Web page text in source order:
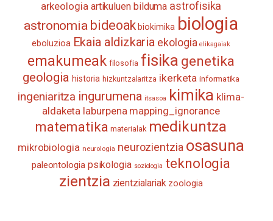
arkeologia artikuluen bilduma astrofisika
astronomia bideoak biokimika biologia
eboluzioa Ekaia aldizkaria ekologia elikagaiak
emakumeak filosofia fisika genetika
geologia historia hizkuntzalaritza ikerketa informatika
ingeniaritza ingurumena itsasoa kimika klima-
aldaketa laburpena mapping_ignorance
matematika materialak medikuntza
mikrobiologia neurologia neurozientzia osasuna
paleontologia psikologia soziologia teknologia
zientzia zientzialariak zoologia